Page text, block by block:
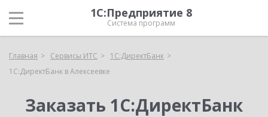
1С:Предприятие 8
Система программ
Главная Сервисы ИТС
1С:ДиректБанк
1С:ДиректБанк в Алексеевке
Заказать 1С:ДиректБанк